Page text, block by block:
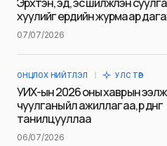
Сэтгэгдэл*
хуулийг ердийн журмаар
07/07/2026
ОНЦЛОХ НИЙТЛЭЛ УЛС ТӨР
УИХ-ын 2026 оны хаврын
чуулганы үйл ажиллагаа, үр дүнг
танилцууллаа
06/07/2026